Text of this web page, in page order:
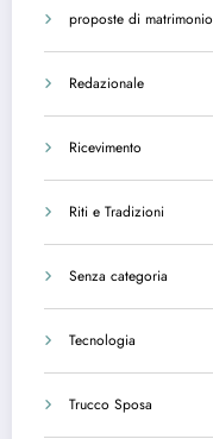
proposte di matrimonio
Redazionale
Ricevimento
Riti e Tradizioni
Senza categoria
Tecnologia
Trucco Sposa